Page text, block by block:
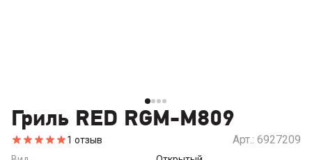
Гриль RED RGM-M809
1 отзыв Арт.: 6927209